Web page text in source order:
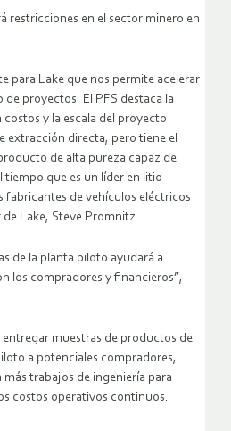
restricciones en el sector minero en
para Lake que nos permite acelerar
de proyectos. El PFS destaca la
y la escala del proyecto
extracción directa, pero tiene el
de alta pureza capaz de
tiempo que es un líder en litio
fabricantes de vehículos eléctricos
Lake, Steve Promnitz.
de la planta piloto ayudará a
los compradores y financieros”,
muestras de productos de
a potenciales compradores,
más trabajos de ingeniería para
costos operativos continuos.